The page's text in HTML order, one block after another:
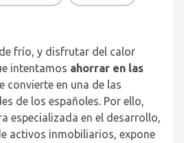
frío, y disfrutar del calor
intentamos ahorrar en las
convierte en una de las
de los españoles. Por ello,
especializada en el desarrollo,
activos inmobiliarios, expone